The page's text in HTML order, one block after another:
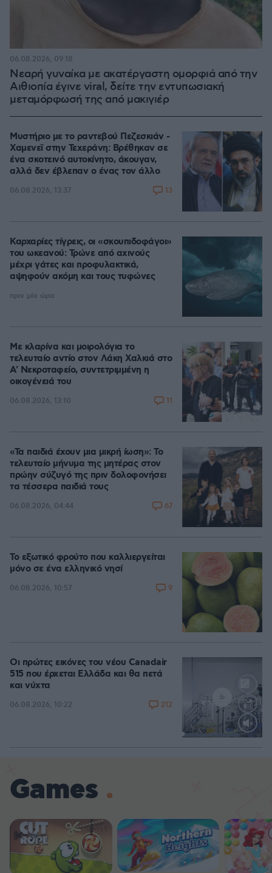
Νεαρή γυναίκα με ακατέργαστη ομορφιά από την
Αιθιοπία έγινε viral, δείτε την εντυπωσιακή
μεταμόρφωσή της από μακιγιέρ
06.08.2026, 09:18
Μυστήριο με το ραντεβού Πεζεσκιάν -
Χαμενεϊ στην Τεχεράνη: Βρέθηκαν σε
ένα σκοτεινό αυτοκίνητο, άκουγαν,
αλλά δεν έβλεπαν ο ένας τον άλλο
06.08.2026, 13:37 13
Καρχαρίες τίγρεις, οι «σκουπιδοφάγοι»
του ωκεανού: Τρώνε από αχινούς
μέχρι γάτες και προφυλακτικά,
αψηφούν ακόμη και τους τυφώνες
πριν μία ώρα
Με κλαρίνα και μοιρολόγια το
τελευταίο αντίο στον Λάκη Χαλκιά στο
A' Νεκροταφείο, συντετριμμένη η
οικογένειά του
06.08.2026, 13:10 11
«Τα παιδιά έχουν μια μικρή ίωση»: Το
τελευταίο μήνυμα της μητέρας στον
πρώην σύζυγό της πριν δολοφονήσει
τα τέσσερα παιδιά τους
06.08.2026, 04:44 67
Το εξωτικό φρούτο που καλλιεργείται
μόνο σε ένα ελληνικό νησί
06.08.2026, 10:57 9
Loaded:
Οι πρώτες εικόνες του νέου Canadair
515 που έρχεται Ελλάδα και θα πετά
και νύχτα
06.08.2026, 10:22 212
Games